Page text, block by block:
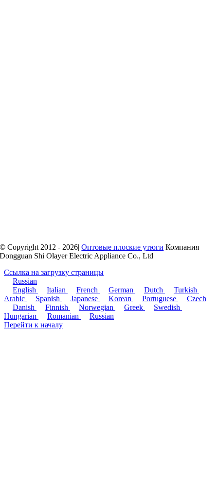
© Copyright 2012 - 2026|Оптовые плоские утюги Компания
Dongguan Shi Olayer Electric Appliance Co., Ltd
Ссылка на загрузку страницы
Russian
English
Italian French German Dutch
Turkish
Arabic
Spanish Japanese Korean Portuguese
Czech
Danish
Finnish Norwegian Greek
Swedish
Hungarian
Romanian
Russian
Перейти к началу